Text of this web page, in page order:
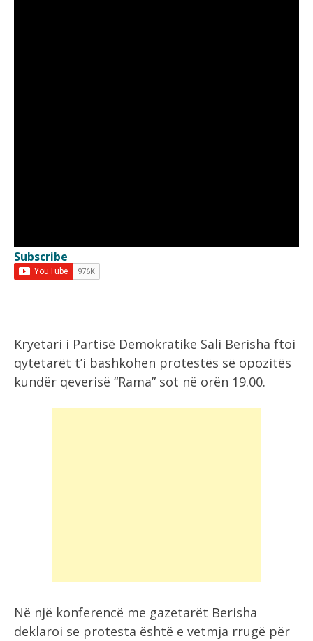
Subscribe
Kryetari i Partisë Demokratike Sali Berisha ftoi
qytetarët t’i bashkohen protestës së opozitës
kundër qeverisë “Rama” sot në orën 19.00.
Në një konferencë me gazetarët Berisha
deklaroi se protesta është e vetmja rrugë për